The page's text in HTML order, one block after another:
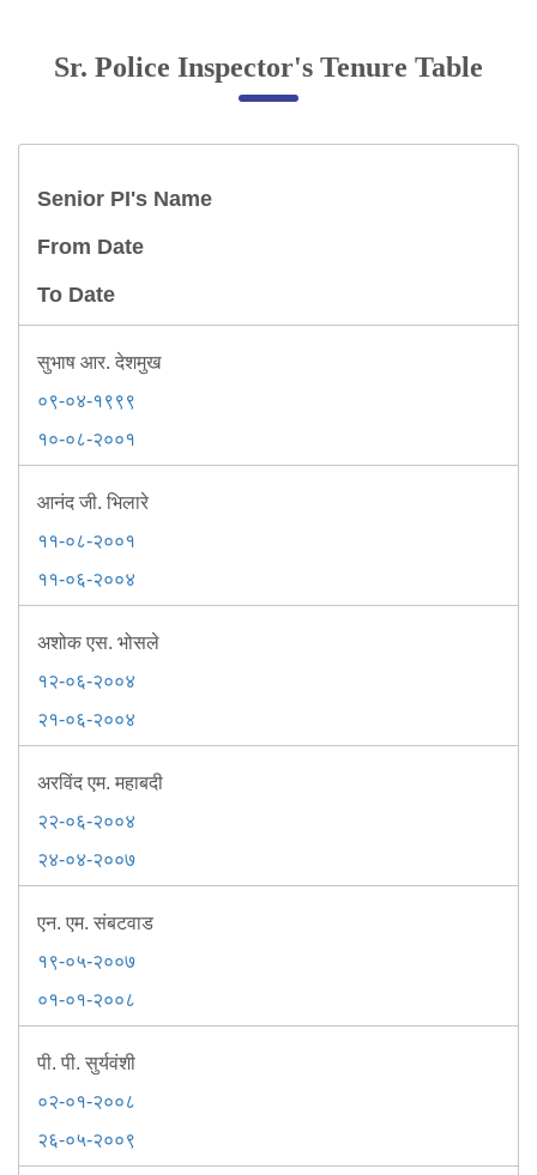
Online Complaint
Servant Information
Police Clearance Services
Accident Compensation
Right To Information
Passport Status
Useful websites
Citizen Wall
Information of Arrested Accused
Safety Tips
DCP Visits
Help Us
FAQ
Police Corner
Welfare Activities
Press Release
Crime Review
Miscellaneous
Recruitment
Good Work
Contact Us
Sr. Police Inspector's Tenure Table
Senior PI's Name
From Date
To Date
सुभाष आर. देशमुख
०९-०४-१९९९
१०-०८-२००१
आनंद जी. भिलारे
११-०८-२००१
११-०६-२००४
अशोक एस. भोसले
१२-०६-२००४
२१-०६-२००४
अरविंद एम. महाबदी
२२-०६-२००४
२४-०४-२००७
एन. एम. संबटवाड
१९-०५-२००७
०१-०१-२००८
पी. पी. सुर्यवंशी
०२-०१-२००८
२६-०५-२००९